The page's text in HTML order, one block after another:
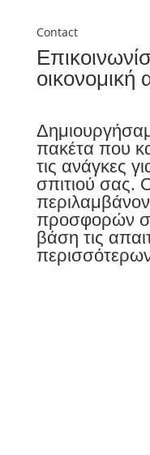
Contact
οικονομική
πακέτα που
τις ανάγκες
σπιτιού σας.
προσφορών
βάση τις